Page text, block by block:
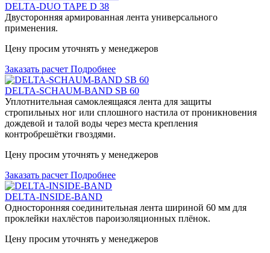
DELTA-DUO TAPE D 38
Двусторонняя армированная лента универсального
применения.
Цену просим уточнять у менеджеров
Заказать расчет Подробнее
DELTA-SCHAUM-BAND SB 60
Уплотнительная самоклеящаяся лента для защиты
стропильных ног или сплошного настила от проникновения
дождевой и талой воды через места крепления
контробрешётки гвоздями.
Цену просим уточнять у менеджеров
Заказать расчет Подробнее
DELTA-INSIDE-BAND
Односторонняя соединительная лента шириной 60 мм для
проклейки нахлёстов пароизоляционных плёнок.
Цену просим уточнять у менеджеров